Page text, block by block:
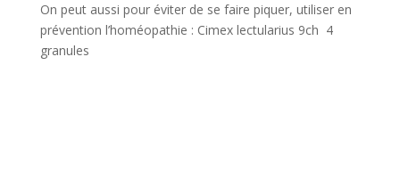
On peut aussi pour éviter de se faire piquer, utiliser en
prévention l’homéopathie : Cimex lectularius 9ch 4
granules